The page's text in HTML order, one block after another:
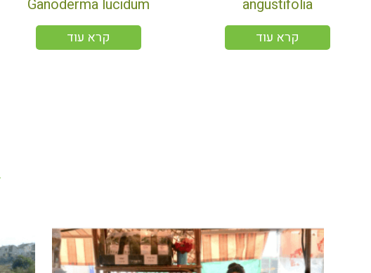
angustifolia
קרא עוד
Ganoderma lucidum
קרא עוד